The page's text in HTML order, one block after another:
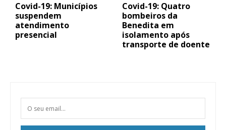
Covid-19: Municípios
suspendem
atendimento
presencial
Covid-19: Quatro
bombeiros da
Benedita em
isolamento após
transporte de doente